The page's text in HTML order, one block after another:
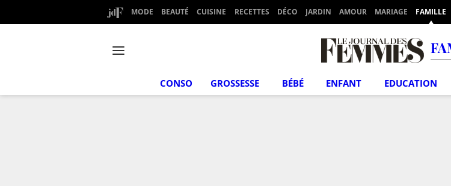
MODE BEAUTÉ CUISINE RECETTES DÉCO JARDIN AMOUR MARIAGE FAMILLE
CONSO GROSSESSE BÉBÉ ENFANT EDUCATION